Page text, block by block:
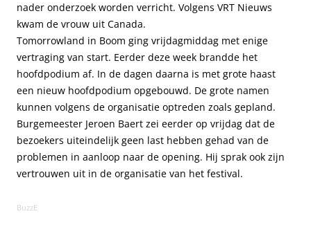
nader onderzoek worden verricht. Volgens VRT Nieuws
kwam de vrouw uit Canada.
Tomorrowland in Boom ging vrijdagmiddag met enige
vertraging van start. Eerder deze week brandde het
hoofdpodium af. In de dagen daarna is met grote haast
een nieuw hoofdpodium opgebouwd. De grote namen
kunnen volgens de organisatie optreden zoals gepland.
Burgemeester Jeroen Baert zei eerder op vrijdag dat de
bezoekers uiteindelijk geen last hebben gehad van de
problemen in aanloop naar de opening. Hij sprak ook zijn
vertrouwen uit in de organisatie van het festival.
BuzzE